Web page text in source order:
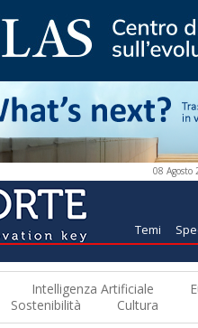
08 Agosto
Temi
Intelligenza Artificiale
Sostenibilità Cultura